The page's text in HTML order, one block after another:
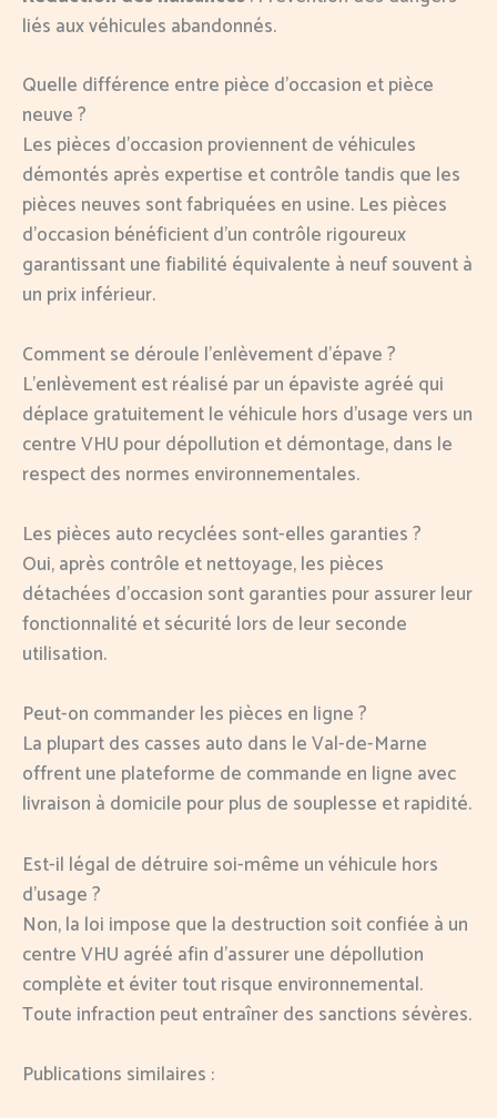
liés aux véhicules abandonnés.
Quelle différence entre pièce d’occasion et pièce
neuve ?
Les pièces d’occasion proviennent de véhicules
démontés après expertise et contrôle tandis que les
pièces neuves sont fabriquées en usine. Les pièces
d’occasion bénéficient d’un contrôle rigoureux
garantissant une fiabilité équivalente à neuf souvent à
un prix inférieur.
Comment se déroule l’enlèvement d’épave ?
L’enlèvement est réalisé par un épaviste agréé qui
déplace gratuitement le véhicule hors d’usage vers un
centre VHU pour dépollution et démontage, dans le
respect des normes environnementales.
Les pièces auto recyclées sont-elles garanties ?
Oui, après contrôle et nettoyage, les pièces
détachées d’occasion sont garanties pour assurer leur
fonctionnalité et sécurité lors de leur seconde
utilisation.
Peut-on commander les pièces en ligne ?
La plupart des casses auto dans le Val-de-Marne
offrent une plateforme de commande en ligne avec
livraison à domicile pour plus de souplesse et rapidité.
Est-il légal de détruire soi-même un véhicule hors
d’usage ?
Non, la loi impose que la destruction soit confiée à un
centre VHU agréé afin d’assurer une dépollution
complète et éviter tout risque environnemental.
Toute infraction peut entraîner des sanctions sévères.
Publications similaires :